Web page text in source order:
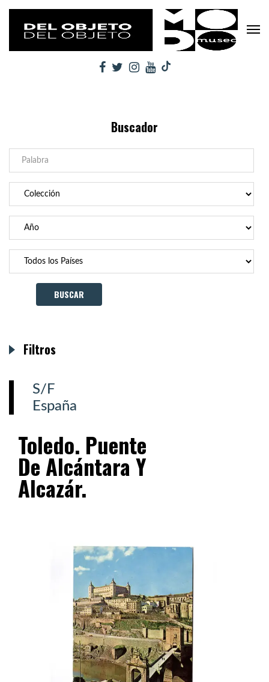
Buscador
S/F
España
Toledo. Puente
De Alcántara Y
Alcazár.
Filtros